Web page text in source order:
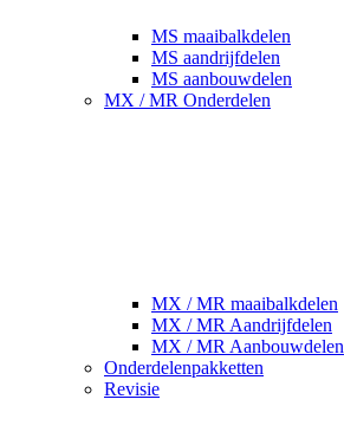
MS maaibalkdelen
MS aandrijfdelen
MS aanbouwdelen
MX / MR Onderdelen
MX / MR maaibalkdelen
MX / MR Aandrijfdelen
MX / MR Aanbouwdelen
Onderdelenpakketten
Revisie